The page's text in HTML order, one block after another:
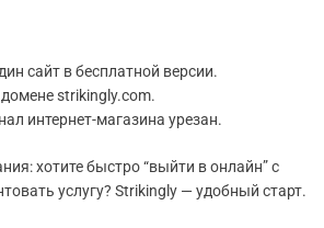
сайт в бесплатной версии.
strikingly.com.
интернет-магазина урезан.
хотите быстро “выйти в онлайн” с
услугу? Strikingly — удобный старт.